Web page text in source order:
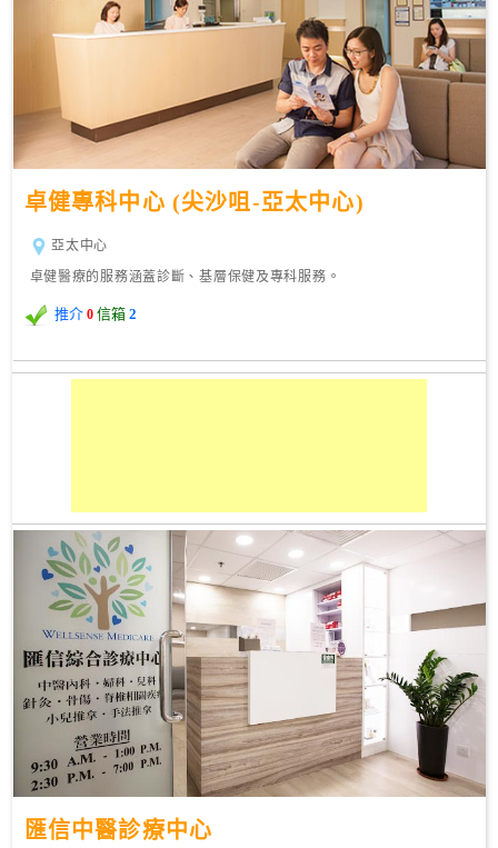
卓健專科中心 (尖沙咀-亞太中心)
亞太中心
卓健醫療的服務涵蓋診斷、基層保健及專科服務。
推介 0 信箱 2
匯信中醫診療中心